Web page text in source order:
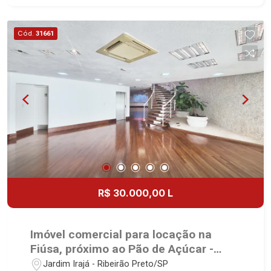
Lançamentos! Avenida João Fiúsa, 1051 - Alto da
Boa Vista | Ribeirão Preto.
Cód. 31661
R$ 30.000,00 L
Imóvel comercial para locação na
Fiúsa, próximo ao Pão de Açúcar -
Ribeirão Preto/SP.
Jardim Irajá - Ribeirão Preto/SP